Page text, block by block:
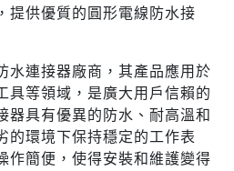
提供優質的圓形電線防水接
水連接器廠商，其產品應用於
具等領域，是廣大用戶信賴的
器具有優異的防水、耐高溫和
的環境下保持穩定的工作表
作簡便，使得安裝和維護變得